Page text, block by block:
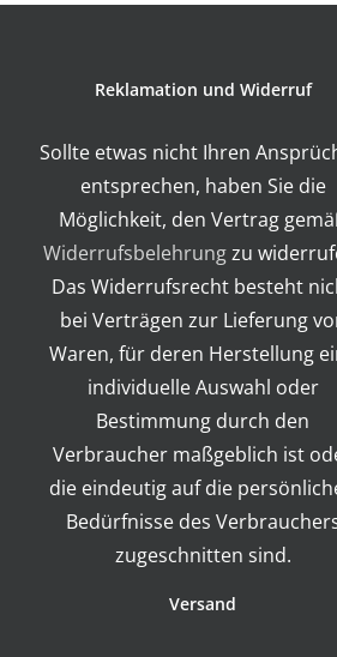
Reklamation und Widerruf
Sollte etwas nicht Ihren
entsprechen, haben Sie die
Möglichkeit, den Vertrag
Widerrufsbelehrungzu
Das Widerrufsrecht besteht
bei Verträgen zur Lieferung
Waren, für deren Herstellung
individuelle Auswahl oder
Bestimmung durch den
Verbraucher maßgeblich ist
die eindeutig auf die
Bedürfnisse des
zugeschnitten sind.
Versand